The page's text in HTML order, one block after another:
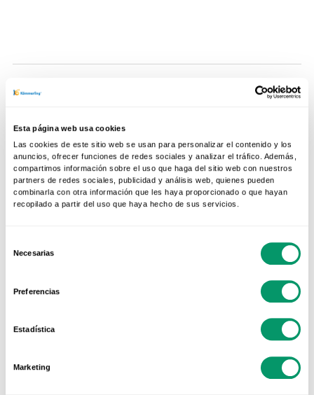
Esta página web usa cookies
Las cookies de este sitio web se usan para personalizar el contenido y los
anuncios, ofrecer funciones de redes sociales y analizar el tráfico. Además,
compartimos información sobre el uso que haga del sitio web con nuestros
partners de redes sociales, publicidad y análisis web, quienes pueden
combinarla con otra información que les haya proporcionado o que hayan
recopilado a partir del uso que haya hecho de sus servicios.
Necesarias
Preferencias
Estadística
Marketing
RELATED POSTS
JANELAS E PORTAS
completo para uma casa
oscilobatentes: Qual deve